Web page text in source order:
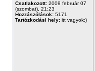
Csatlakozott: 2009 február 07
(szombat), 21:23
Hozzászólások: 5171
Tartózkodási hely: itt vagyok:)